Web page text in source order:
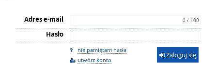
Adres e-mail 0 / 100
Hasło
nie pamiętam hasła
utwórz konto
Zaloguj się